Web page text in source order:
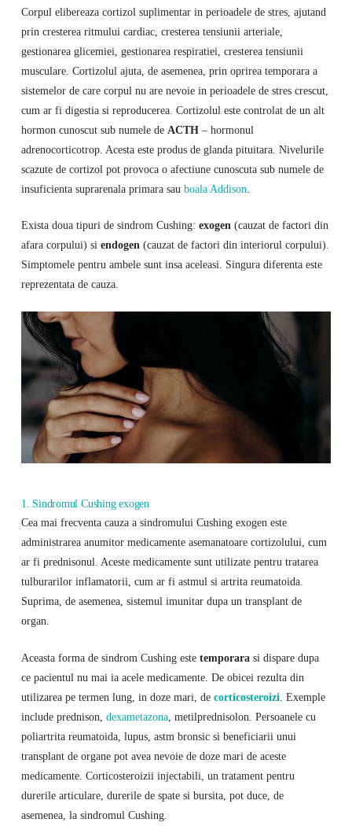
Corpul elibereaza cortizol suplimentar in perioadele de stres, ajutand
prin cresterea ritmului cardiac, cresterea tensiunii arteriale,
gestionarea glicemiei, gestionarea respiratiei, cresterea tensiunii
musculare. Cortizolul ajuta, de asemenea, prin oprirea temporara a
sistemelor de care corpul nu are nevoie in perioadele de stres crescut,
cum ar fi digestia si reproducerea. Cortizolul este controlat de un alt
hormon cunoscut sub numele de ACTH– hormonul
adrenocorticotrop. Acesta este produs de glanda pituitara. Nivelurile
scazute de cortizol pot provoca o afectiune cunoscuta sub numele de
insuficienta suprarenala primara sau boala Addison
Exista doua tipuri de sindrom Cushing: exogen(cauzat de factori din
afara corpului) si endogen(cauzat de factori din interiorul corpului).
Simptomele pentru ambele sunt insa aceleasi. Singura diferenta este
reprezentata de cauza.
1. Sindromul Cushing exogen
Cea mai frecventa cauza a sindromului Cushing exogen este
administrarea anumitor medicamente asemanatoare cortizolului, cum
ar fi prednisonul. Aceste medicamente sunt utilizate pentru tratarea
tulburarilor inflamatorii, cum ar fi astmul si artrita reumatoida.
Suprima, de asemenea, sistemul imunitar dupa un transplant de
organ.
Aceasta forma de sindrom Cushing este temporarasi dispare dupa
ce pacientul nu mai ia acele medicamente. De obicei rezulta din
utilizarea pe termen lung, in doze mari, de corticosteroizi . Exemple
include prednison, dexametazona, metilprednisolon. Persoanele cu
poliartrita reumatoida, lupus, astm bronsic si beneficiarii unui
transplant de organe pot avea nevoie de doze mari de aceste
medicamente. Corticosteroizii injectabili, un tratament pentru
durerile articulare, durerile de spate si bursita, pot duce, de
asemenea, la sindromul Cushing.